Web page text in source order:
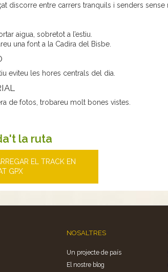
discorre entre carrers tranquils i senders sense
aigua, sobretot a l’estiu.
una font a la Cadira del Bisbe.
eviteu les hores centrals del dia.
de fotos, trobareu molt bones vistes.
la ruta
EL TRACK EN
GPX
NOSALTRES
Un projecte de país
El nostre blog